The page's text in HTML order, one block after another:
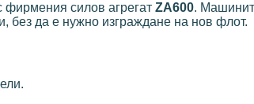
фирмения силов агрегат ZA600.
без да е нужно изграждане на нов флот.